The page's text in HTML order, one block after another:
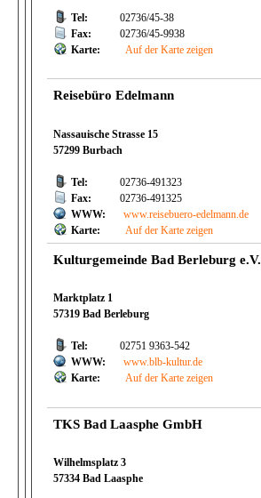
Tel:
02736/45-38
Fax:
02736/45-9938
Karte:
Auf der Karte zeigen
Reisebüro Edelmann
Nassauische Strasse 15
57299 Burbach
Tel:
02736-491323
Fax:
02736-491325
WWW:
www.reisebuero-edelmann.de
Karte:
Auf der Karte zeigen
Kulturgemeinde Bad Berleburg e.V.
Marktplatz 1
57319 Bad Berleburg
Tel:
02751 9363-542
WWW:
www.blb-kultur.de
Karte:
Auf der Karte zeigen
TKS Bad Laasphe GmbH
Wilhelmsplatz 3
57334 Bad Laasphe